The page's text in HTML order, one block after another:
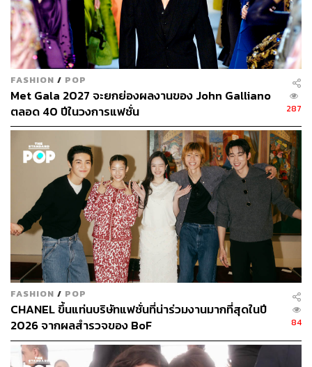
FASHION / POP
Met Gala 2027 จะยกย่องผลงานของ John Galliano
ตลอด 40 ปีในวงการแฟชั่น
287
FASHION / POP
CHANEL ขึ้นแท่นบริษัทแฟชั่นที่น่าร่วมงานมากที่สุดในปี
2026 จากผลสำรวจของ BoF
84